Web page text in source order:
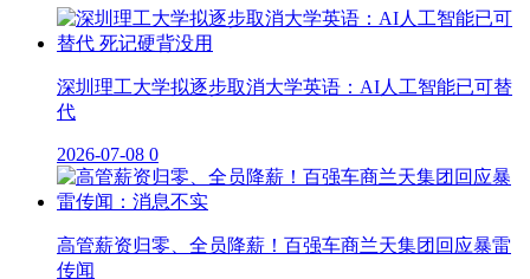
深圳理工大学拟逐步取消大学英语：AI人工智能已可替
代
2026-07-08 0
高管薪资归零、全员降薪！百强车商兰天集团回应暴雷
传闻